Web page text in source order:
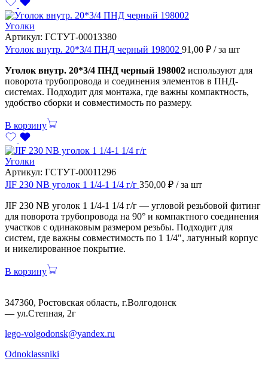
Уголки
Артикул: ГСТУТ-00013380
Уголок внутр. 20*3/4 ПНД черный 198002 91,00 ₽ / за шт
Уголок внутр. 20*3/4 ПНД черный 198002 используют для
поворота трубопровода и соединения элементов в ПНД-
системах. Подходит для монтажа, где важны компактность,
удобство сборки и совместимость по размеру.
В корзину
Уголки
Артикул: ГСТУТ-00011296
JIF 230 NB уголок 1 1/4-1 1/4 г/г 350,00 ₽ / за шт
JIF 230 NB уголок 1 1/4-1 1/4 г/г — угловой резьбовой фитинг
для поворота трубопровода на 90° и компактного соединения
участков с одинаковым размером резьбы. Подходит для
систем, где важны совместимость по 1 1/4", латунный корпус
и никелированное покрытие.
В корзину
347360, Ростовская область, г.Волгодонск
— ул.Степная, 2г
lego-volgodonsk@yandex.ru
Odnoklassniki